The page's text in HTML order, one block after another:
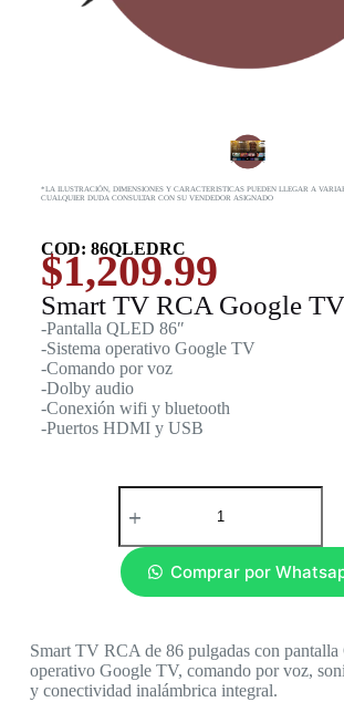
*LA ILUSTRACIÓN, DIMENSIONES Y CARACTERISTICAS PUEDEN LLEGAR A
CUALQUIER DUDA CONSULTAR CON SU VENDEDOR ASIGNADO
COD: 86QLEDRC
$1,209.99
Smart TV RCA Google
-Pantalla QLED 86″
-Sistema operativo Google TV
-Comando por voz
-Dolby audio
-Conexión wifi y bluetooth
-Puertos HDMI y USB
Comprar por
Smart TV RCA de 86 pulgadas con
operativo Google TV, comando por voz,
y conectividad inalámbrica integral.